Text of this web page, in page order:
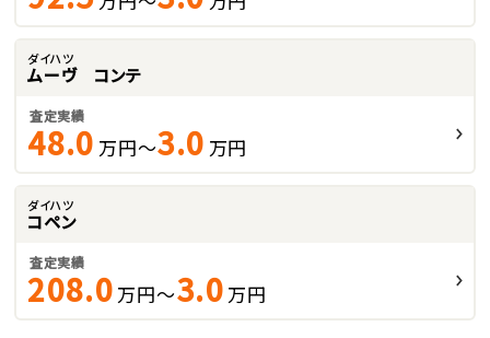
ダイハツ
ムーヴ コンテ
査定実績
48.0 万円～3.0 万円
ダイハツ
コペン
査定実績
208.0 万円～3.0 万円